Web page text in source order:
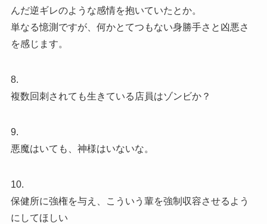
んだ逆ギレのような感情を抱いていたとか。
単なる憶測ですが、何かとてつもない身勝手さと凶悪さ
を感じます。
8.
複数回刺されても生きている店員はゾンビか？
9.
悪魔はいても、神様はいないな。
10.
保健所に強権を与え、こういう輩を強制収容させるよう
にしてほしい